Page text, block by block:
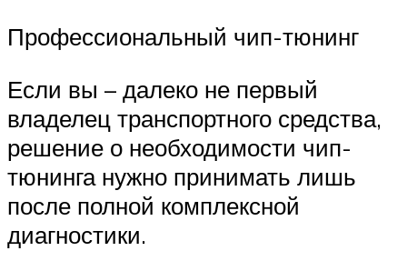
Профессиональный чип-тюнинг
Если вы – далеко не первый
владелец транспортного средства,
решение о необходимости чип-
тюнинга нужно принимать лишь
после полной комплексной
диагностики.